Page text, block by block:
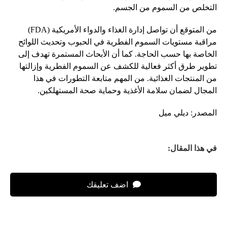
التخلص من السموم من الجسم.
من المتوقع أن تواصل إدارة الغذاء والدواء الأمريكية (FDA)
مراقبة مستويات السموم الفطرية في الحبوب وتحديث اللوائح
الخاصة بها حسب الحاجة. كما أن الأبحاث المستمرة تهدف إلى
تطوير طرق أكثر فعالية للكشف عن السموم الفطرية وإزالتها
من المنتجات الغذائية. من المهم متابعة التطورات في هذا
المجال لضمان سلامة الأغذية وحماية صحة المستهلكين.
المصدر: ديلي ميل
في هذا المقال:
اضف تعليقك